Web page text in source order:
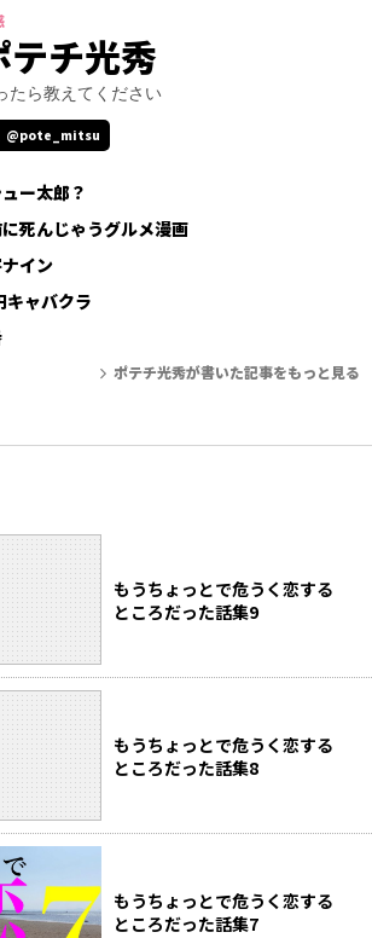
テチ光秀
たら教えてください
@pote_mitsu
ー太郎？
に死んじゃうグルメ漫画
ナイン
キャバクラ
ポテチ光秀が書いた記事をもっと見る
もうちょっとで危うく恋する
ところだった話集9
もうちょっとで危うく恋する
ところだった話集8
もうちょっとで危うく恋する
ところだった話集7